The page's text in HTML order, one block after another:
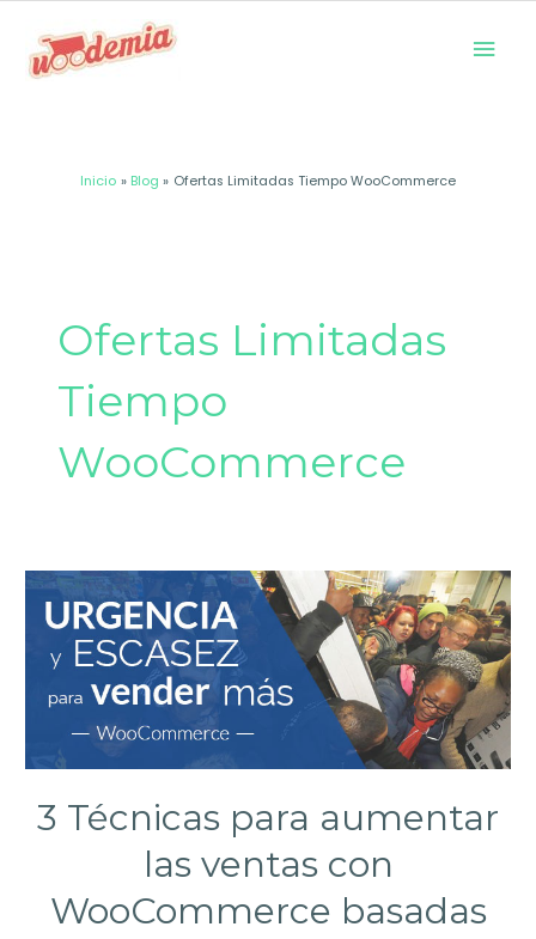
Inicio Blog Ofertas Limitadas Tiempo WooCommerce
Ofertas Limitadas
Tiempo
WooCommerce
3 Técnicas para aumentar
las ventas con
WooCommerce basadas